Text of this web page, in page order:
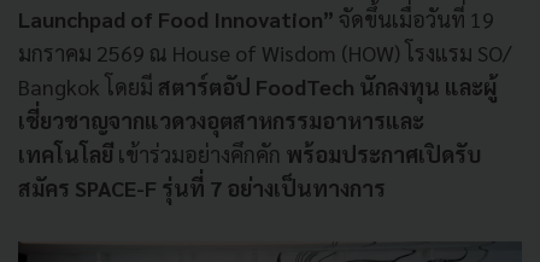
Launchpad of Food Innovation” จัดขึ้นเมื่อวันที่ 19
มกราคม 2569 ณ House of Wisdom (HOW) โรงแรม SO/
Bangkok โดยมี สตาร์ตอัป FoodTech นักลงทุน และผู้
เชี่ยวชาญจากแวดวงอุตสาหกรรมอาหารและ
เทคโนโลยี เข้าร่วมอย่างคึกคัก พร้อมประกาศเปิดรับ
สมัคร SPACE-F รุ่นที่ 7 อย่างเป็นทางการ